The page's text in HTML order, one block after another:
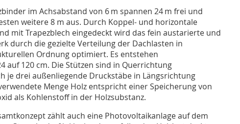
im Achsabstand von 6 m spannen 24 m frei und
weitere 8 m aus. Durch Koppel- und horizontale
mit Trapezblech eingedeckt wird das fein austarierte und
durch die gezielte Verteilung der Dachlasten in
Ordnung optimiert. Es entstehen
auf 120 cm. Die Stützen sind in Querrichtung
je drei außenliegende Druckstäbe in Längsrichtung
Menge Holz entspricht einer Speicherung von
als Kohlenstoff in der Holzsubstanz.
zählt auch eine Photovoltaikanlage auf dem